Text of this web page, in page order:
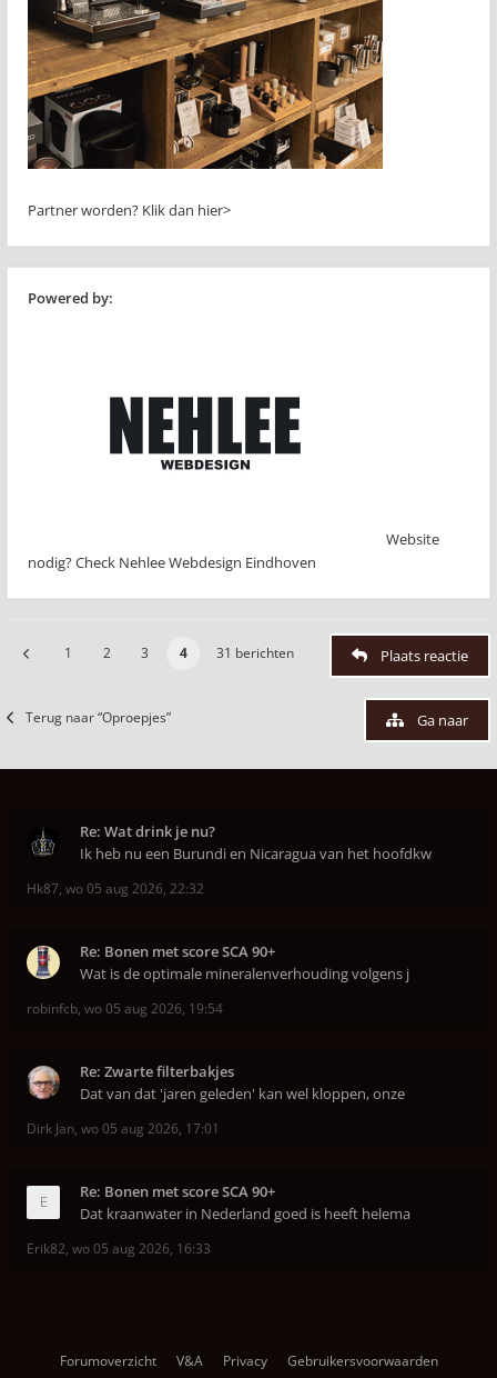
Partner worden? Klik dan hier>
Powered by:
Website
nodig? Check Nehlee Webdesign Eindhoven
1 2 3 4 31 berichten Plaats reactie
Terug naar “Oproepjes” Ga naar
Re: Wat drink je nu?
Ik heb nu een Burundi en Nicaragua van het hoofdkw
Hk87, wo 05 aug 2026, 22:32
Re: Bonen met score SCA 90+
Wat is de optimale mineralenverhouding volgens j
robinfcb, wo 05 aug 2026, 19:54
Re: Zwarte filterbakjes
Dat van dat 'jaren geleden' kan wel kloppen, onze
Dirk Jan, wo 05 aug 2026, 17:01
Re: Bonen met score SCA 90+
Dat kraanwater in Nederland goed is heeft helema
Erik82, wo 05 aug 2026, 16:33
Forumoverzicht V&A Privacy Gebruikersvoorwaarden